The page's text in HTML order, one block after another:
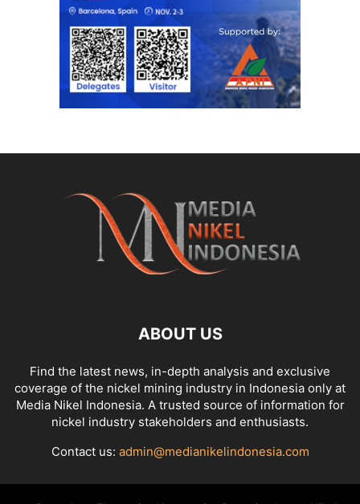
ABOUT US
Find the latest news, in-depth analysis and exclusive
coverage of the nickel mining industry in Indonesia only at
Media Nikel Indonesia. A trusted source of information for
nickel industry stakeholders and enthusiasts.
Contact us: admin@medianikelindonesia.com